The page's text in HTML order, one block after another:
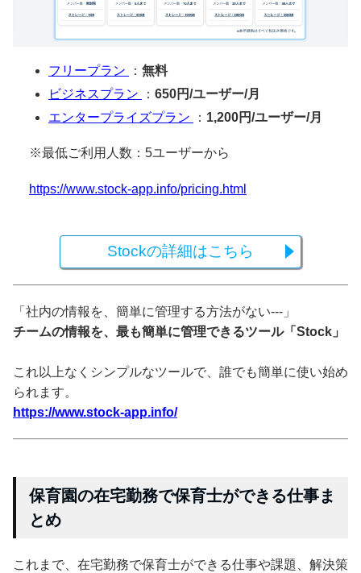
フリープラン ： 無料
ビジネスプラン
： 650円/ユーザー/月
エンタープライズプラン
： 1,200円/ユーザー/月
※最低ご利用人数：5ユーザーから
https://www.stock-app.info/pricing.html
Stockの詳細はこちら
「社内の情報を、簡単に管理する方法がない---」
チームの情報を、最も簡単に管理できるツール「Stock」
これ以上なくシンプルなツールで、誰でも簡単に使い始め
られます。
https://www.stock-app.info/
保育園の在宅勤務で保育士ができる仕事ま
とめ
これまで、在宅勤務で保育士ができる仕事や課題、解決策